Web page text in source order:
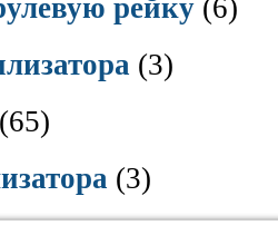
рейку (6)
(3)
(65)
(3)